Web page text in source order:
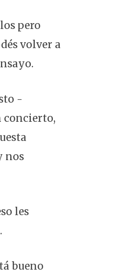
pero
volver a
-
concierto,
nos
les
bueno